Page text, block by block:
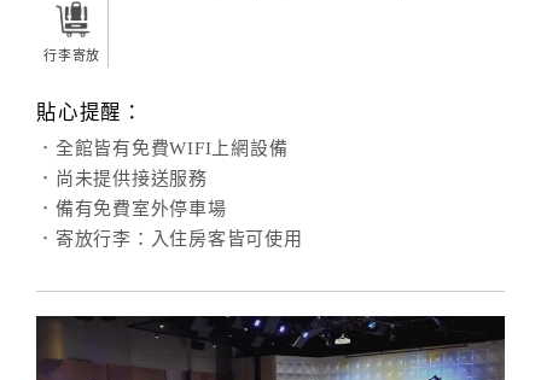
行李寄放
貼心提醒：
．全館皆有免費WIFI上網設備
．尚未提供接送服務
．備有免費室外停車場
．寄放行李：入住房客皆可使用